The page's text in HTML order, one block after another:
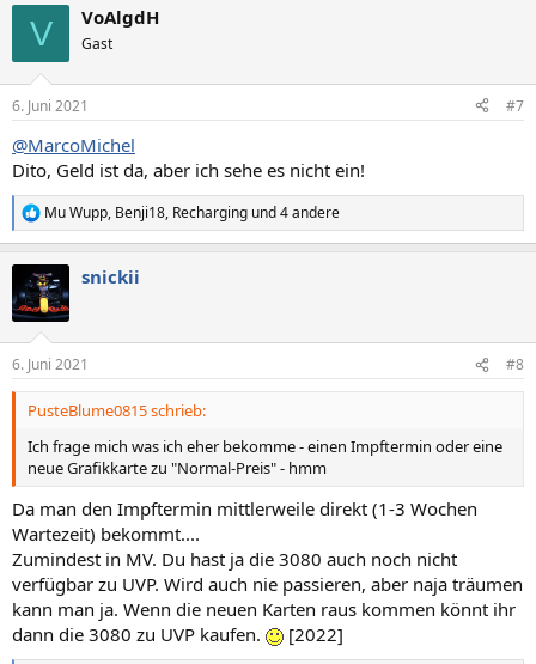
e
:
V VoAlgdH
Gast
6. Juni 2021 #7
@MarcoMichel
Dito, Geld ist da, aber ich sehe es nicht ein!
R
e
t
i
e
n
Mu Wupp, Benji18, Recharging und 4 andere
snickii
6. Juni 2021 #8
PusteBlume0815 schrieb:
Ich frage mich was ich eher bekomme - einen Impftermin oder eine
neue Grafikkarte zu "Normal-Preis" - hmm
Da man den Impftermin mittlerweile direkt (1-3 Wochen
Wartezeit) bekommt....
Zumindest in MV. Du hast ja die 3080 auch noch nicht
verfügbar zu UVP. Wird auch nie passieren, aber naja träumen
kann man ja. Wenn die neuen Karten raus kommen könnt ihr
dann die 3080 zu UVP kaufen.
[2022]